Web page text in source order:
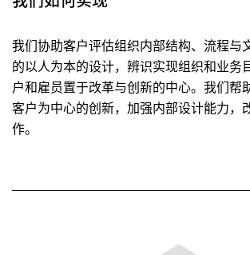
我们协助客户评估组织内部结构、流程与
的以人为本的设计，辨识实现组织和业务
户和雇员置于改革与创新的中心。我们帮
客户为中心的创新，加强内部设计能力，
作。